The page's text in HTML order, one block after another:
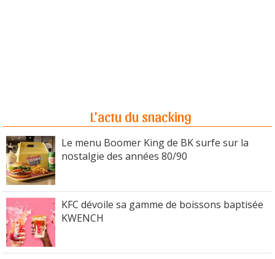
L'actu du snacking
Le menu Boomer King de BK surfe sur la
nostalgie des années 80/90
KFC dévoile sa gamme de boissons baptisée
KWENCH